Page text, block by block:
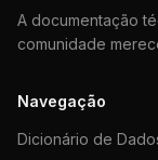
A documentação
comunidade
Navegação
Dicionário de